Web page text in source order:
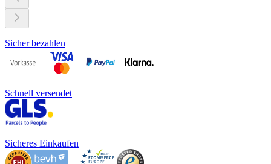
Sicher bezahlen
Schnell versendet
Sicheres Einkaufen